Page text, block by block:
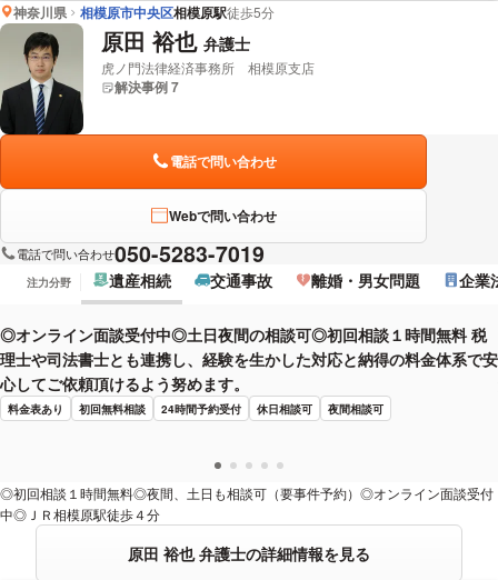
神奈川県 相模原市中央区相模原駅徒歩5分
原田 裕也 弁護士
虎ノ門法律経済事務所 相模原支店
解決事例 7
電話で問い合わせ
Webで問い合わせ
電話で問い合わせ050-5283-7019
注力分野 遺産相続 交通事故 離婚・男女問題 企業
◎オンライン面談受付中◎土日夜間の相談可◎初回相談１時間無料 税
理士や司法書士とも連携し、経験を生かした対応と納得の料金体系で安
心してご依頼頂けるよう努めます。
料金表あり 初回無料相談 24時間予約受付 休日相談可 夜間相談可
◎初回相談１時間無料◎夜間、土日も相談可（要事件予約）◎オンライン面談受付
中◎ＪＲ相模原駅徒歩４分
原田 裕也 弁護士の詳細情報を見る